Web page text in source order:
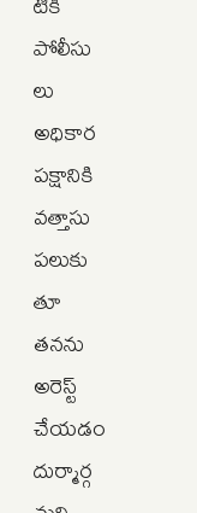
పోలీసు
లు
అధికార
పక్షానికి
వత్తాసు
పలుకు
తూ
తనను
అరెస్ట్
చేయడం
దుర్మార్గ